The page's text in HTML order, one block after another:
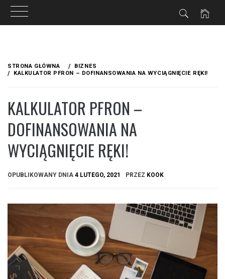
treści
STRONA GŁÓWNA
BIZNES
KALKULATOR PFRON – DOFINANSOWANIA NA WYCIĄGNIĘCIE RĘKI!
KALKULATOR PFRON –
DOFINANSOWANIA NA
WYCIĄGNIĘCIE RĘKI!
OPUBLIKOWANY DNIA 4 LUTEGO, 2021 PRZEZ KOOK